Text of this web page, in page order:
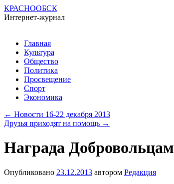
КРАСНООБСК
Интернет-журнал
Перейти
содержимому
Главная
Культура
Общество
Политика
Просвещение
Спорт
Экономика
← Новости 16-22 декабря 2013
Друзья приходят на помощь →
Награда Добровольцам
Опубликовано 23.12.2013 автором Редакция